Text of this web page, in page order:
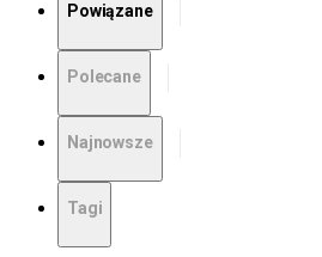
Powiązane
Polecane
Najnowsze
Tagi